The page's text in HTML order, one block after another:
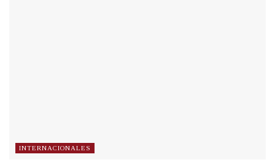
INTERNACIONALES